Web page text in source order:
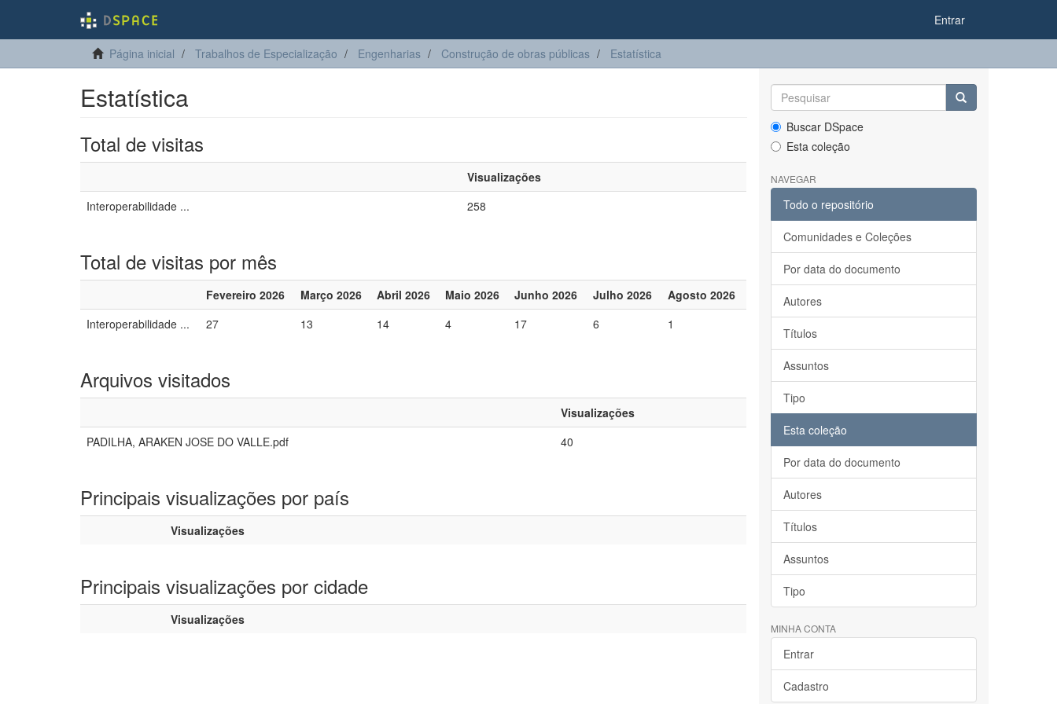
Entrar
Página inicial Trabalhos de Especialização Engenharias Construção de obras públicas Estatística
Estatística
Total de visitas
Visualizações
Interoperabilidade ...
258
Total de visitas por mês
Fevereiro 2026 Março 2026 Abril 2026 Maio 2026 Junho 2026 Julho 2026
Agosto 2026
Interoperabilidade ...
27 13 14 4 17 6 1
Arquivos visitados
Visualizações
PADILHA, ARAKEN JOSE DO VALLE.pdf
40
Principais visualizações por país
Visualizações
Principais visualizações por cidade
Visualizações
Buscar DSpace
Esta coleção
NAVEGAR
Todo o repositório
Comunidades e Coleções
Por data do documento
Autores
Títulos
Assuntos
Tipo
Esta coleção
Por data do documento
Autores
Títulos
Assuntos
Tipo
MINHA CONTA
Entrar
Cadastro